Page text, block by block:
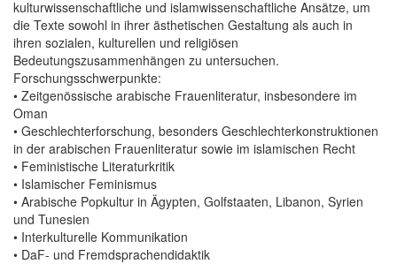
kulturwissenschaftliche und islamwissenschaftliche Ansätze, um
die Texte sowohl in ihrer ästhetischen Gestaltung als auch in
ihren sozialen, kulturellen und religiösen
Bedeutungszusammenhängen zu untersuchen.
Forschungsschwerpunkte:
• Zeitgenössische arabische Frauenliteratur, insbesondere im
Oman
• Geschlechterforschung, besonders Geschlechterkonstruktionen
in der arabischen Frauenliteratur sowie im islamischen Recht
• Feministische Literaturkritik
• Islamischer Feminismus
• Arabische Popkultur in Ägypten, Golfstaaten, Libanon, Syrien
und Tunesien
• Interkulturelle Kommunikation
• DaF- und Fremdsprachendidaktik